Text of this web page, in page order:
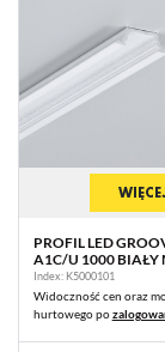
PROFIL LED
A1C/U 1000 BIAŁY
RAL9003 /OP
Index: K5000101
Widoczność cen oraz
hurtowego po